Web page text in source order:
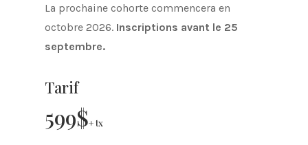
La prochaine cohorte commencera en
octobre 2026. Inscriptions avant le 25
septembre.
Tarif
599$+ tx